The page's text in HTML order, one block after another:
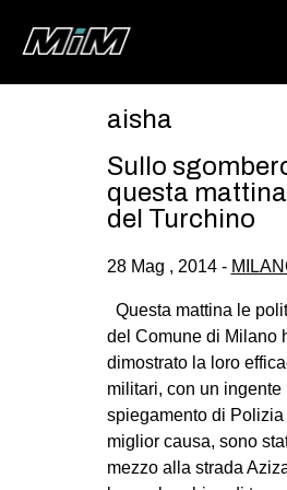
ABOUT
GAZA
CSOA
MSM
STUDENTI
ZAM
aisha
Sullo
questa
del Turchino
28 Mag , 2014 -
Questa mattina le
del Comune di Milano
dimostrato la loro
militari, con un ingente
spiegamento di Polizia
miglior causa, sono
mezzo alla strada